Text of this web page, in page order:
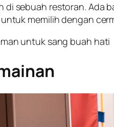
di sebuah restoran.
memilih dengan
untuk sang buah hati